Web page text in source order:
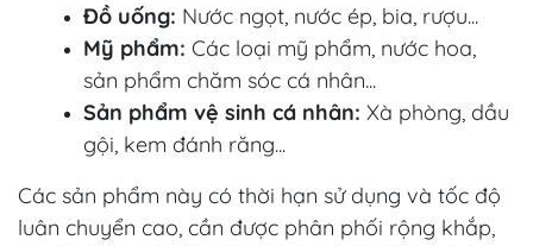
Đồ uống: Nước ngọt, nước ép, bia, rượu...
Mỹ phẩm: Các loại mỹ phẩm, nước hoa,
sản phẩm chăm sóc cá nhân...
Sản phẩm vệ sinh cá nhân: Xà phòng, dầu
gội, kem đánh răng...
Các sản phẩm này có thời hạn sử dụng và tốc độ
luân chuyển cao, cần được phân phối rộng khắp,